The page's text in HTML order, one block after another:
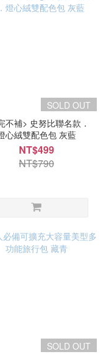
SOLD OUT
不補> 史努比聯名款．
心絨雙配色包 灰藍
NT$499
NT$790
SOLD OUT